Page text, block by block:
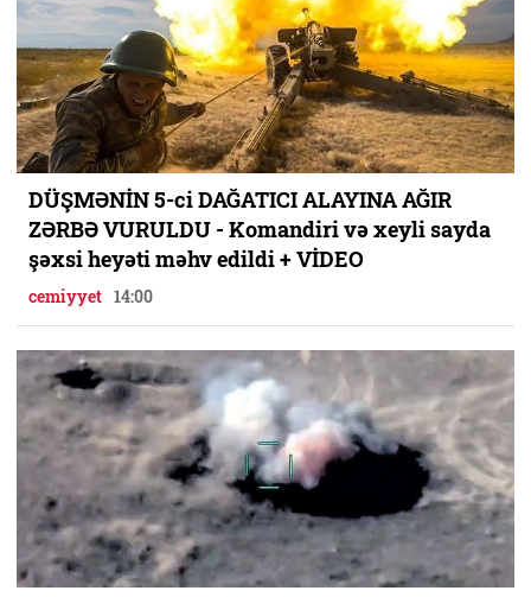
DÜŞMƏNİN 5-ci DAĞATICI ALAYINA AĞIR
ZƏRBƏ VURULDU - Komandiri və xeyli sayda
şəxsi heyəti məhv edildi + VİDEO
cemiyyet 14:00